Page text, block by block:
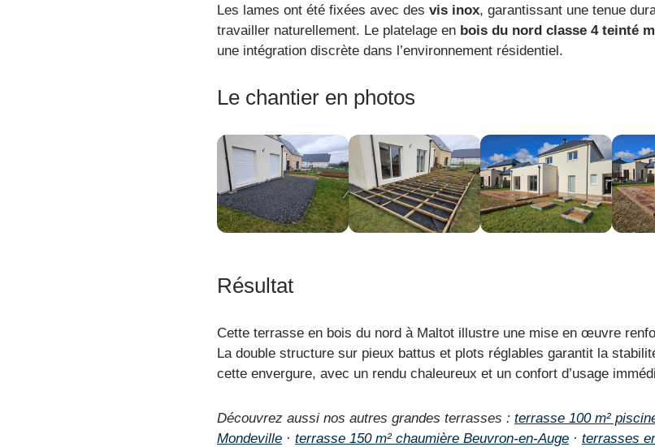
Les lames ont été fixées avec des vis inox, garantissant une tenue
travailler naturellement. Le platelage en bois du nord classe 4 teinté
une intégration discrète dans l’environnement résidentiel.
Le chantier en photos
Résultat
Cette terrasse en bois du nord à Maltot illustre une mise en œuvre
La double structure sur pieux battus et plots réglables garantit la
cette envergure, avec un rendu chaleureux et un confort d’usage
Découvrez aussi nos autres grandes terrasses : terrasse 100 m²
Mondeville · terrasse 150 m² chaumière Beuvron-en-Auge · terrasses